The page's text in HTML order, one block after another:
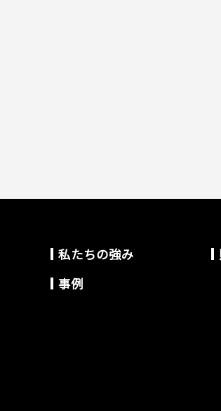
私たちの強み
事例